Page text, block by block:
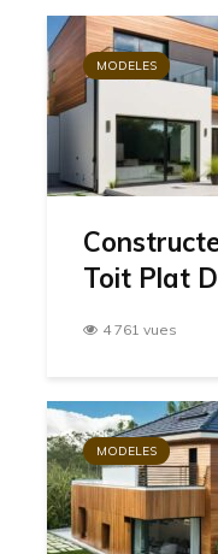
MODELES
Toit Plat
4 761 vues
MODELES